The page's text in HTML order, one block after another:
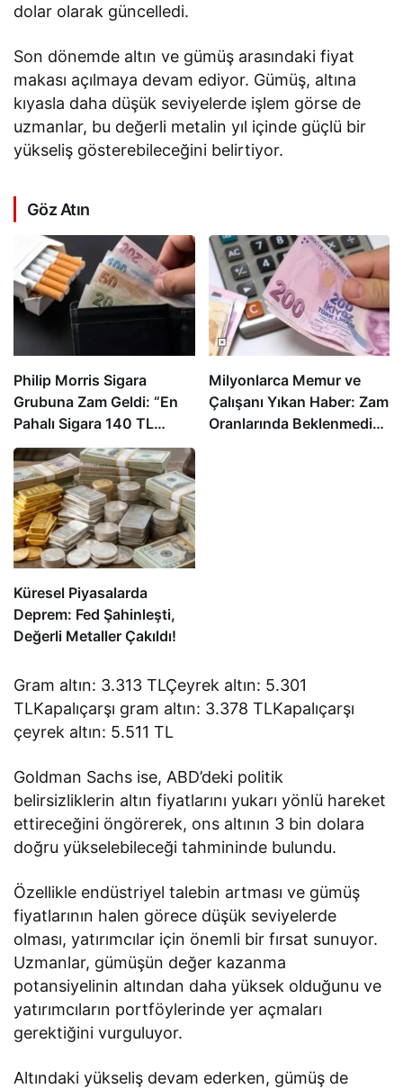
dolar olarak güncelledi.
Son dönemde altın ve gümüş arasındaki fiyat
makası açılmaya devam ediyor. Gümüş, altına
kıyasla daha düşük seviyelerde işlem görse de
uzmanlar, bu değerli metalin yıl içinde güçlü bir
yükseliş gösterebileceğini belirtiyor.
Göz Atın
Philip Morris Sigara
Grubuna Zam Geldi: “En
Pahalı Sigara 140 TL
Oldu”
Milyonlarca Memur ve
Çalışanı Yıkan Haber: Zam
Oranlarında Beklenmedik
Küresel Piyasalarda
Deprem: Fed Şahinleşti,
Değerli Metaller Çakıldı!
Gram altın: 3.313 TLÇeyrek altın: 5.301
TLKapalıçarşı gram altın: 3.378 TLKapalıçarşı
çeyrek altın: 5.511 TL
Goldman Sachs ise, ABD’deki politik
belirsizliklerin altın fiyatlarını yukarı yönlü hareket
ettireceğini öngörerek, ons altının 3 bin dolara
doğru yükselebileceği tahmininde bulundu.
Özellikle endüstriyel talebin artması ve gümüş
fiyatlarının halen görece düşük seviyelerde
olması, yatırımcılar için önemli bir fırsat sunuyor.
Uzmanlar, gümüşün değer kazanma
potansiyelinin altından daha yüksek olduğunu ve
yatırımcıların portföylerinde yer açmaları
gerektiğini vurguluyor.
Altındaki yükseliş devam ederken, gümüş de